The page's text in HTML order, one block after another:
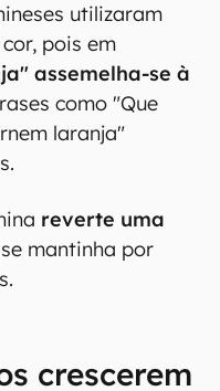
utilizaram
pois em
assemelha-se à
como "Que
laranja"
reverte uma
mantinha por
crescerem